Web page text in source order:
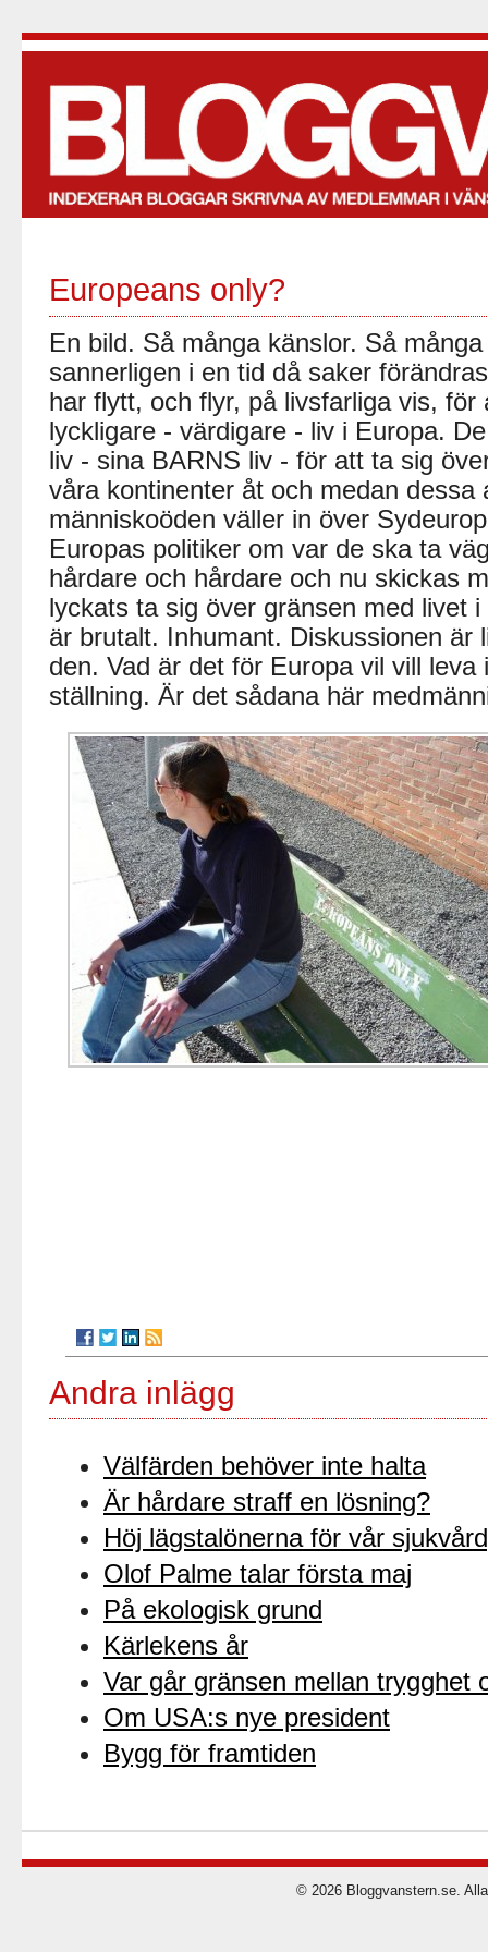
Europeans only?
En bild. Så många känslor. Så
sannerligen i en tid då saker
har flytt, och flyr, på livsfarliga vis, för
lyckligare - värdigare - liv i Europa.
liv - sina BARNS liv - för att ta sig
våra kontinenter åt och medan dessa
människoöden väller in över
Europas politiker om var de ska ta
hårdare och hårdare och nu skickas
lyckats ta sig över gränsen med livet
är brutalt. Inhumant. Diskussionen är
den. Vad är det för Europa vil vill leva
ställning. Är det sådana här
Andra inlägg
Välfärden behöver inte halta
Är hårdare straff en lösning?
Höj lägstalönerna för vår
Olof Palme talar första maj
På ekologisk grund
Kärlekens år
Var går gränsen mellan trygghet
Om USA:s nye president
Bygg för framtiden
© 2026 Bloggvanstern.se.